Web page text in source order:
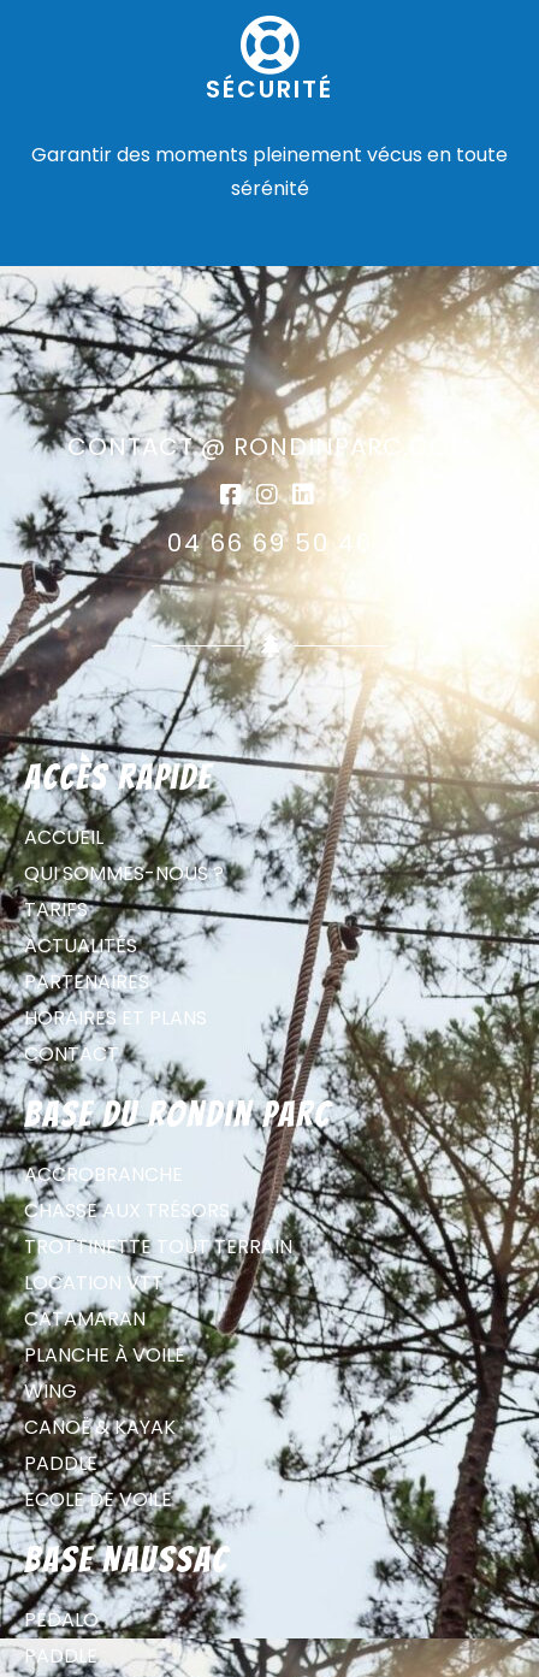
SÉCURITÉ
Garantir des moments pleinement vécus en toute
sérénité
CONTACT @ RONDINPARC.COM
04 66 69 50 46
Accès rapide
ACCUEIL
QUI SOMMES-NOUS ?
TARIFS
ACTUALITÉS
PARTENAIRES
HORAIRES ET PLANS
CONTACT
Base du Rondin parc
ACCROBRANCHE
CHASSE AUX TRÉSORS
TROTTINETTE TOUT TERRAIN
LOCATION VTT
CATAMARAN
PLANCHE À VOILE
WING
CANOË & KAYAK
PADDLE
ECOLE DE VOILE
Base Naussac
PÉDALO
PADDLE